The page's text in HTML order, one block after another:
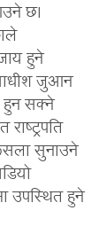
छ।
हुने
जुआन
हुन सक्ने
सुनाउने
उपस्थित हुने